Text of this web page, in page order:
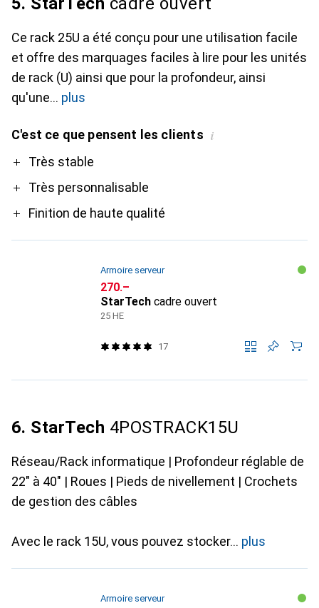
Ce rack 25U a été conçu pour une utilisation facile
et offre des marquages faciles à lire pour les unités
de rack (U) ainsi que pour la profondeur, ainsi
qu'une
plus
C'est ce que pensent les clients i
ProTrès stable
Très personnalisable
Finition de haute qualité
Armoire serveur
CHF
270.–
StarTech cadre ouvert
25 HE
17
6. StarTech 4POSTRACK15U
Réseau/Rack informatique | Profondeur réglable de
22" à 40" | Roues | Pieds de nivellement | Crochets
de gestion des câbles
Avec le rack 15U, vous pouvez stocker plus
Armoire serveur